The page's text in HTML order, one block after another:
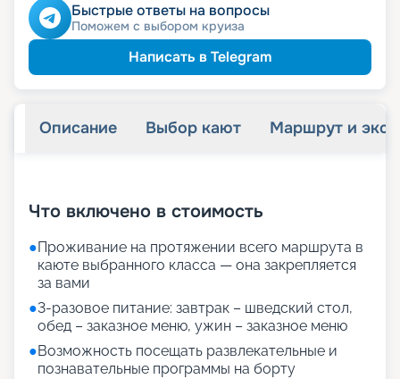
Быстрые ответы на вопросы
Поможем с выбором круиза
Написать в Telegram
Описание Выбор кают Маршрут и
Что включено в стоимость
●Проживание на протяжении всего маршрута в
каюте выбранного класса — она закрепляется
за вами
●3-разовое питание: завтрак – шведский стол,
обед – заказное меню, ужин – заказное меню
●Возможность посещать развлекательные и
познавательные программы на борту